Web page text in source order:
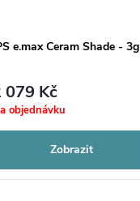
e.max Ceram Shade - 3g
079 Kč
objednávku
Zobrazit